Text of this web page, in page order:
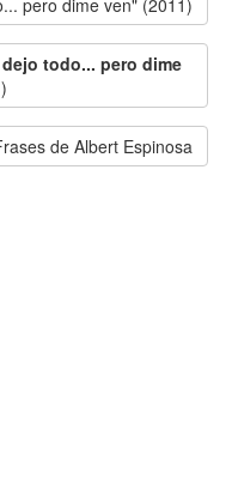
pero dime ven" (2011)
todo... pero dime
de Albert Espinosa